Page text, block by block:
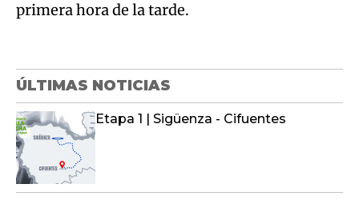
primera hora de la tarde.
ÚLTIMAS NOTICIAS
Etapa 1 | Sigüenza - Cifuentes